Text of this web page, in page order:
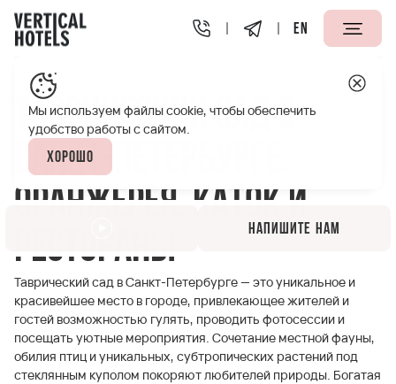
EN
Апарт-отели Vertical
Таврический сад в
Санкт-Петербурге:
оранжерея, каток и
рестораны
Таврический сад в Санкт-Петербурге — это уникальное и
красивейшее место в городе, привлекающее жителей и
гостей возможностью гулять, проводить фотосессии и
посещать уютные мероприятия. Сочетание местной фауны,
обилия птиц и уникальных, субтропических растений под
стеклянным куполом покоряют любителей природы. Богатая
Мы используем файлы cookie, чтобы обеспечить
удобство работы с сайтом.
Хорошо
Напишите нам